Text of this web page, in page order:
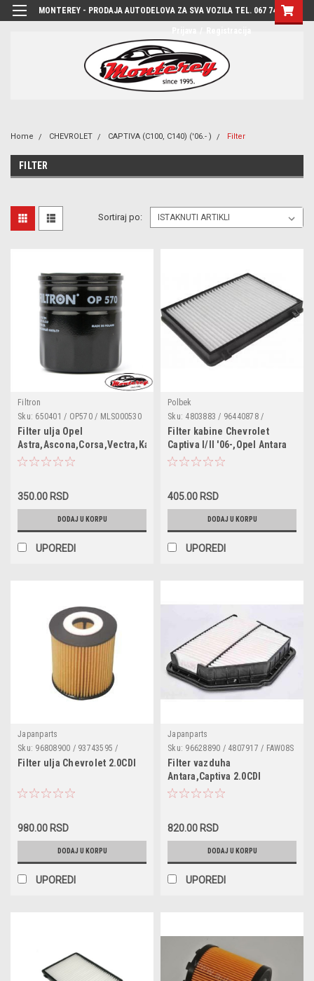
MONTEREY - PRODAJA AUTODELOVA ZA SVA VOZILA TEL. 067 7444-780
Home CHEVROLET CAPTIVA (C100, C140) ('06.- ) Filter
FILTER
Sortiraj po:
Filtron
Sku: 650401 / OP570 / MLS000530
/ 5016786 / 5009285 / 650381 /
VOF93 / 0650401 / 96395221 /
1109A9 / 7701415070 / 4502696 /
90510934 / 5650305 / 93156954 /
EC94797406 / 93745067 /
Filter ulja Opel
Astra,Ascona,Corsa,Vectra,Kadett
350.00 RSD
DODAJ U KORPU
UPOREDI
Polbek
Sku: 4803883 / 96440878 /
96800069 / PB1188 / CU2622 /
180047010 / 3048030883 /
1987432222 / CCF0164 / NC2378 /
K1266 / LA421 / 50014216 /
Filter kabine Chevrolet
Captiva I/II '06-,Opel Antara
'06-
405.00 RSD
DODAJ U KORPU
UPOREDI
Japanparts
Sku: 96808900 / 93743595 /
4807966 / FOECO059
Filter ulja Chevrolet 2.0CDI
980.00 RSD
DODAJ U KORPU
UPOREDI
Japanparts
Sku: 96628890 / 4807917 / FAW08S
Filter vazduha
Antara,Captiva 2.0CDI
820.00 RSD
DODAJ U KORPU
UPOREDI